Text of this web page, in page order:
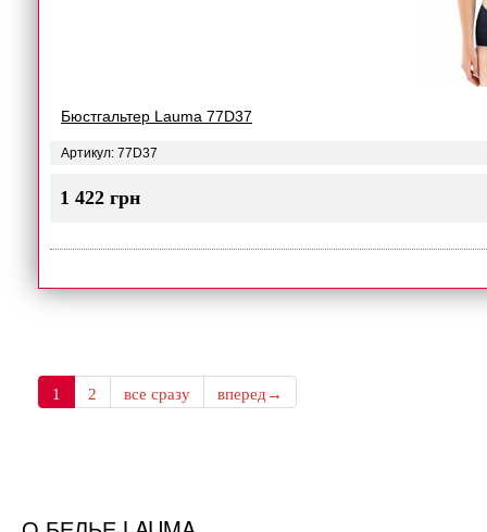
Бюстгальтер Lauma 77D37
Артикул: 77D37
1 422 грн
1 2 все сразу вперед→